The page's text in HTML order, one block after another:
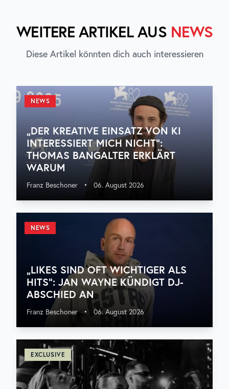
WEITERE ARTIKEL AUS NEWS
Diese Artikel könnten dich auch interessieren
NEWS
„DER KREATIVE EINSATZ VON KI
INTERESSIERT MICH NICHT“:
THOMAS BANGALTER ERKLÄRT
WARUM
Franz Beschoner • 06. August 2026
NEWS
„LIKES SIND OFT WICHTIGER ALS
HITS“: JAN WAYNE KÜNDIGT DJ-
ABSCHIED AN
Franz Beschoner • 06. August 2026
EXCLUSIVE